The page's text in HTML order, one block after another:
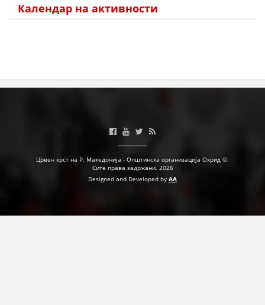
Календар на активности
Црвен крст на Р. Македонија - Општинска организација Охрид ©.
Сите права задржани. 2026
Designed and Developed by AA